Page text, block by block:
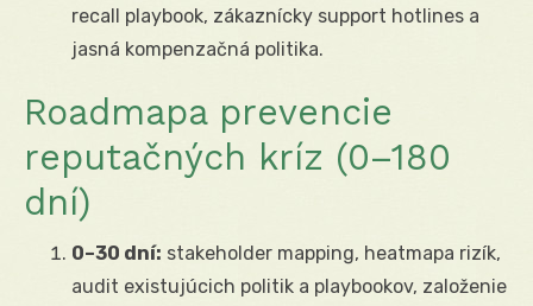
recall playbook, zákaznícky support hotlines a
jasná kompenzačná politika.
Roadmapa prevencie
reputačných kríz (0–180
dní)
0–30 dní: stakeholder mapping, heatmapa rizík,
audit existujúcich politik a playbookov, založenie